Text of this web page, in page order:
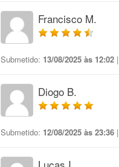
Francisco M.
Submetido: 13/08/2025 às 12:02
Diogo B.
Submetido: 12/08/2025 às 23:36